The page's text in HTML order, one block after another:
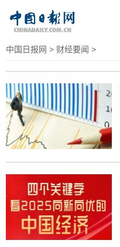
中国日报网 > 财经要闻 >